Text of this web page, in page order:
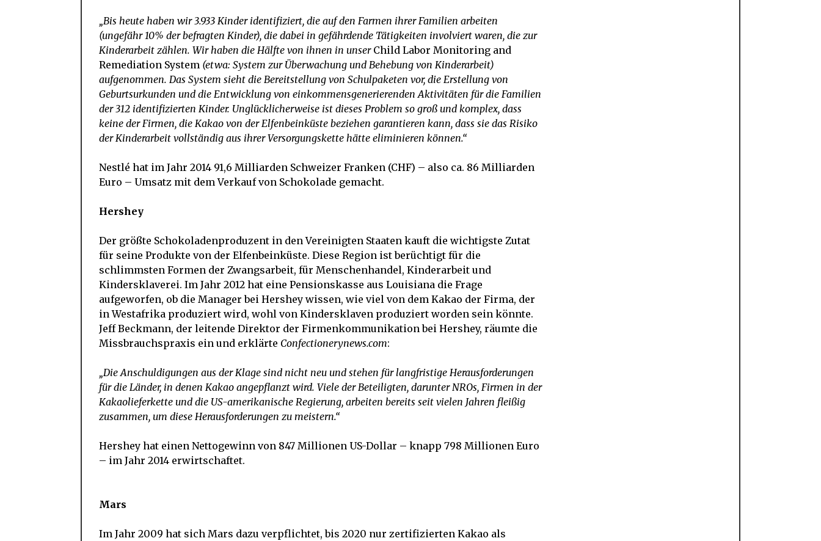
„Bis heute haben wir 3.933 Kinder identifiziert, die auf den Farmen ihrer Familien arbeiten
(ungefähr 10% der befragten Kinder), die dabei in gefährdende Tätigkeiten involviert waren, die zur
Kinderarbeit zählen. Wir haben die Hälfte von ihnen in unser Child Labor Monitoring and
Remediation System (etwa: System zur Überwachung und Behebung von Kinderarbeit)
aufgenommen. Das System sieht die Bereitstellung von Schulpaketen vor, die Erstellung von
Geburtsurkunden und die Entwicklung von einkommensgenerierenden Aktivitäten für die Familien
der 312 identifizierten Kinder. Unglücklicherweise ist dieses Problem so groß und komplex, dass
keine der Firmen, die Kakao von der Elfenbeinküste beziehen garantieren kann, dass sie das Risiko
der Kinderarbeit vollständig aus ihrer Versorgungskette hätte eliminieren können.“
Nestlé hat im Jahr 2014 91,6 Milliarden Schweizer Franken (CHF) – also ca. 86 Milliarden
Euro – Umsatz mit dem Verkauf von Schokolade gemacht.
Hershey
Der größte Schokoladenproduzent in den Vereinigten Staaten kauft die wichtigste Zutat
für seine Produkte von der Elfenbeinküste. Diese Region ist berüchtigt für die
schlimmsten Formen der Zwangsarbeit, für Menschenhandel, Kinderarbeit und
Kindersklaverei. Im Jahr 2012 hat eine Pensionskasse aus Louisiana die Frage
aufgeworfen, ob die Manager bei Hershey wissen, wie viel von dem Kakao der Firma, der
in Westafrika produziert wird, wohl von Kindersklaven produziert worden sein könnte.
Jeff Beckmann, der leitende Direktor der Firmenkommunikation bei Hershey, räumte die
Missbrauchspraxis ein und erklärte Confectionerynews.com:
„Die Anschuldigungen aus der Klage sind nicht neu und stehen für langfristige Herausforderungen
für die Länder, in denen Kakao angepflanzt wird. Viele der Beteiligten, darunter NROs, Firmen in der
Kakaolieferkette und die US-amerikanische Regierung, arbeiten bereits seit vielen Jahren fleißig
zusammen, um diese Herausforderungen zu meistern.“
Hershey hat einen Nettogewinn von 847 Millionen US-Dollar – knapp 798 Millionen Euro
– im Jahr 2014 erwirtschaftet.
Mars
Im Jahr 2009 hat sich Mars dazu verpflichtet, bis 2020 nur zertifizierten Kakao als